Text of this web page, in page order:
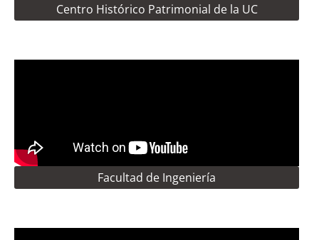
Centro Histórico Patrimonial de la UC
Facultad de Ingeniería